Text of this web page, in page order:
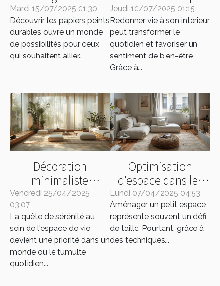
esthétiques des
papiers peints
durables
Mardi 15/07/2025 01:30
Découvrir les papiers peints
durables ouvre un monde
de possibilités pour ceux
qui souhaitent allier...
simples pour une
maison
resplendissante
Jeudi 10/07/2025 01:15
Redonner vie à son intérieur
peut transformer le
quotidien et favoriser un
sentiment de bien-être.
Grâce à...
Décoration
minimaliste
comment créer un
intérieur zen sans
encombrement
Vendredi 25/04/2025
03:07
La quête de sérénité au
sein de l'espace de vie
devient une priorité dans un
monde où le tumulte
quotidien...
Optimisation
d'espace dans les
petites surfaces -
Techniques et
meubles intelligents
pour maximiser
Lundi 07/04/2025 04:53
Aménager un petit espace
représente souvent un défi
de taille. Pourtant, grâce à
des techniques...